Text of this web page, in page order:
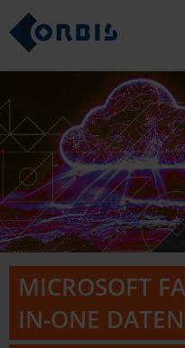
MICROSOFT
IN-ONE